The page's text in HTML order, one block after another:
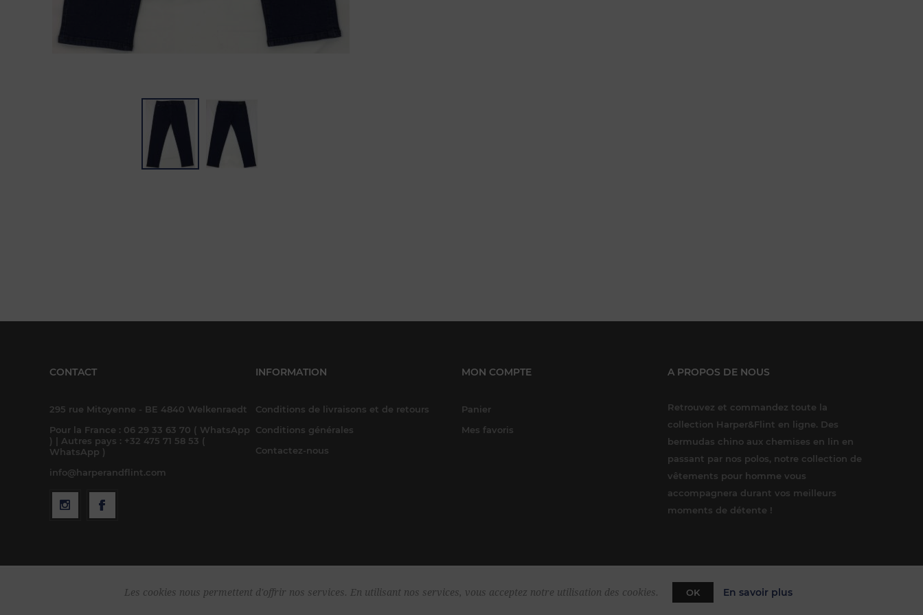
CONTACT
295 rue Mitoyenne - BE 4840 Welkenraedt
Pour la France : 06 29 33 63 70 ( WhatsApp
) | Autres pays : +32 475 71 58 53 (
WhatsApp )
info@harperandflint.com
INFORMATION
Conditions de livraisons et de retours
Conditions générales
Contactez-nous
MON COMPTE
Panier
Mes favoris
A PROPOS DE NOUS
Retrouvez et commandez toute la
collection Harper&Flint en ligne. Des
bermudas chino aux chemises en lin en
passant par nos polos, notre collection de
vêtements pour homme vous
accompagnera durant vos meilleurs
moments de détente !
Copyright © 2026 Harper & Flint. Tous droits réservés.Powered bynopCommerce
Les cookies nous permettent d'offrir nos services. En utilisant nos services, vous acceptez notre utilisation des cookies. OK En savoir plus